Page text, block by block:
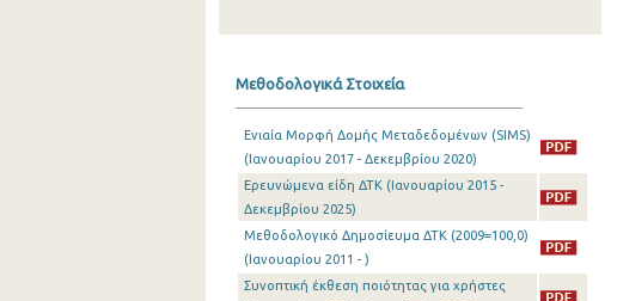
Σεπτεμβρίου 2025
Αυγούστου 2025
Ιουλίου 2025
Ιουνίου 2025
Μεθοδολογικά Στοιχεία
Ενιαία Μορφή Δομής Μεταδεδομένων (SIMS)
(Ιανουαρίου 2017 - Δεκεμβρίου 2020)
Ερευνώμενα είδη ΔΤΚ (Ιανουαρίου 2015 -
Δεκεμβρίου 2025)
Μεθοδολογικό Δημοσίευμα ΔΤΚ (2009=100,0)
(Ιανουαρίου 2011 - )
Συνοπτική έκθεση ποιότητας για χρήστες